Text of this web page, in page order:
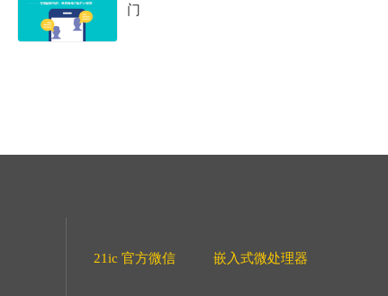
门
21ic 官方微信 嵌入式微处理器